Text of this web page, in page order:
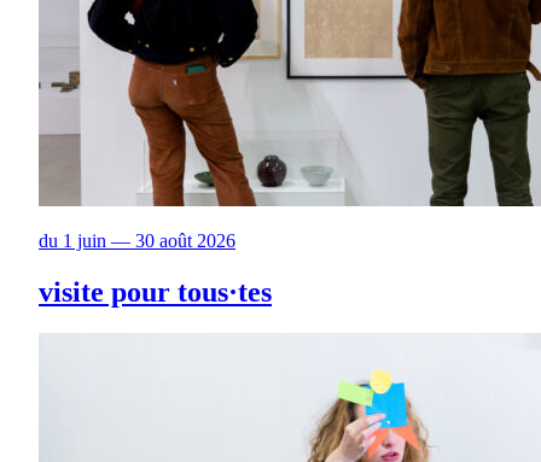
du 1 juin — 30 août 2026
visite pour tous·tes